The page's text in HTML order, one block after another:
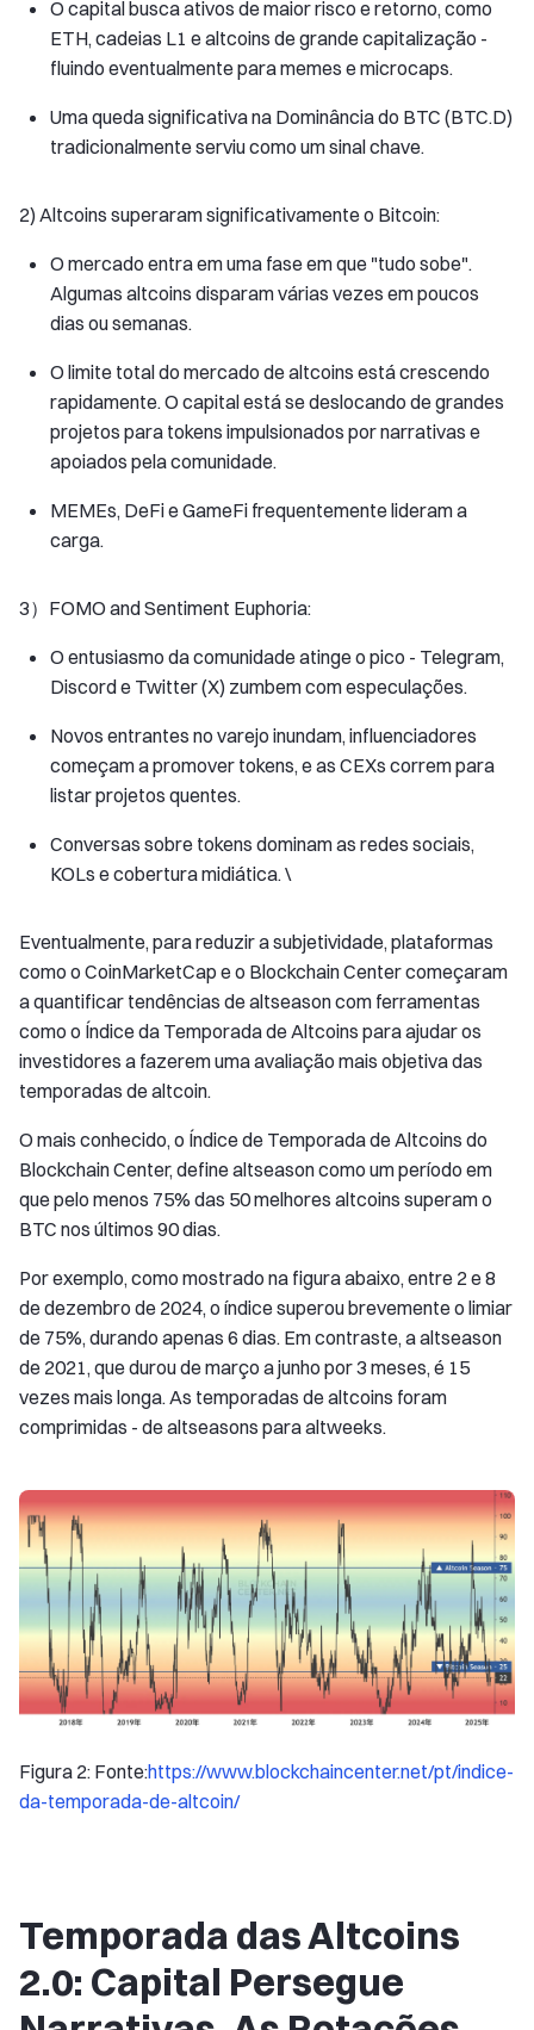
O capital busca ativos de maior risco e retorno, como
ETH, cadeias L1 e altcoins de grande capitalização -
fluindo eventualmente para memes e microcaps.
Uma queda significativa na Dominância do BTC (BTC.D)
tradicionalmente serviu como um sinal chave.
2) Altcoins superaram significativamente o Bitcoin:
O mercado entra em uma fase em que "tudo sobe".
Algumas altcoins disparam várias vezes em poucos
dias ou semanas.
O limite total do mercado de altcoins está crescendo
rapidamente. O capital está se deslocando de grandes
projetos para tokens impulsionados por narrativas e
apoiados pela comunidade.
MEMEs, DeFi e GameFi frequentemente lideram a
carga.
3）FOMO and Sentiment Euphoria:
O entusiasmo da comunidade atinge o pico - Telegram,
Discord e Twitter (X) zumbem com especulações.
Novos entrantes no varejo inundam, influenciadores
começam a promover tokens, e as CEXs correm para
listar projetos quentes.
Conversas sobre tokens dominam as redes sociais,
KOLs e cobertura midiática. \
Eventualmente, para reduzir a subjetividade, plataformas
como o CoinMarketCap e o Blockchain Center começaram
a quantificar tendências de altseason com ferramentas
como o Índice da Temporada de Altcoins para ajudar os
investidores a fazerem uma avaliação mais objetiva das
temporadas de altcoin.
O mais conhecido, o Índice de Temporada de Altcoins do
Blockchain Center, define altseason como um período em
que pelo menos 75% das 50 melhores altcoins superam o
BTC nos últimos 90 dias.
Por exemplo, como mostrado na figura abaixo, entre 2 e 8
de dezembro de 2024, o índice superou brevemente o limiar
de 75%, durando apenas 6 dias. Em contraste, a altseason
de 2021, que durou de março a junho por 3 meses, é 15
vezes mais longa. As temporadas de altcoins foram
comprimidas - de altseasons para altweeks.
Figura 2: Fonte:https://www.blockchaincenter.net/pt/indice-
da-temporada-de-altcoin/
Temporada das Altcoins
2.0: Capital Persegue